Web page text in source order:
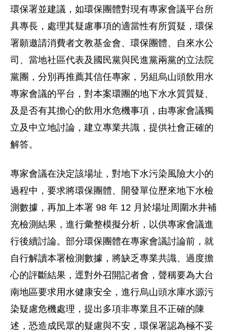
環保署並建議，如環保團體對現有專家會議平台所
具專長，處理其疑慮事項的適當性有所質疑，環保
署願邀請消費者文教基金會、環保團體、自來水公
司、當地社區代表及國民黨與民進黨兩黨的立法院
黨團，分別再推薦其信任專家，另組烏山頭飲用水
專家會議的平台，對本案環團的地下水水質質疑、
及是否有其擔心的飲用水危機事項，由專家會議獨
立及中立地討論，建立專業共識，提供社會正確的
解答。
專家會議在決定該場址，對地下水污染風險大小的
過程中，要求將環保團體、開發單位歷來地下水檢
測數據，再加上本署 98 年 12 月於場址周圍水井補
充檢測結果，進行彙整模擬分析，以供專家會議進
行後續討論。部分環保團體在專家會議討論前，就
自行解讀本署檢測數據，將缺乏專業共識、過度擔
心的評斷結果，逕對外召開記者會，聲稱要為大台
南地區要求用水健康安全，進行烏山頭水庫水源污
染疑慮危機處理，提出多項非專業且不正確的陳
述，恐造成民眾的疑慮與不安，環保署認為極不妥